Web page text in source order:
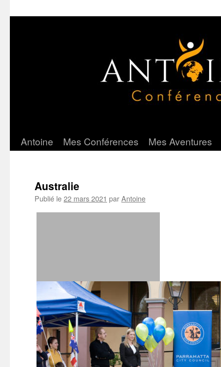
Aller
Antoine Mes Conférences Mes Aventures
Australie
Publié le22 mars 2021 parAntoine